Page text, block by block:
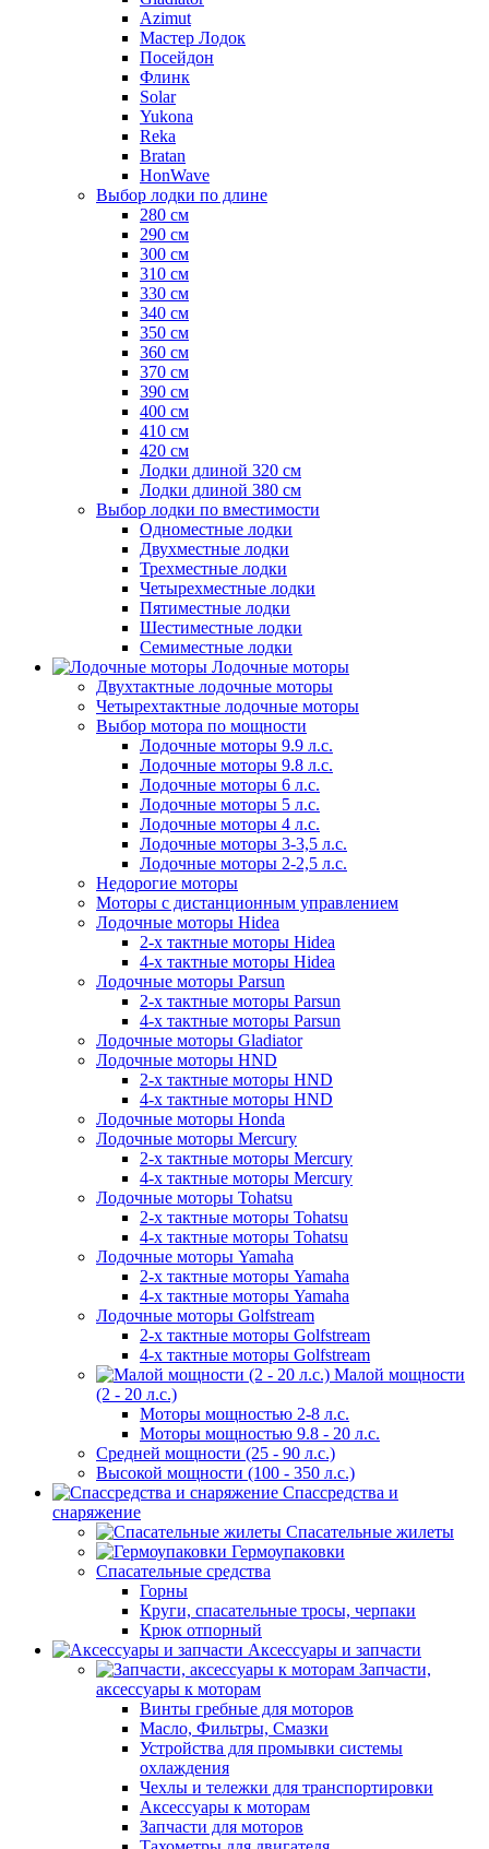
Azimut
Мастер Лодок
Посейдон
Флинк
Solar
Yukona
Reka
Bratan
HonWave
Выбор лодки по длине
280 см
290 см
300 см
310 см
330 см
340 см
350 см
360 см
370 см
390 см
400 см
410 см
420 см
Лодки длиной 320 см
Лодки длиной 380 см
Выбор лодки по вместимости
Одноместные лодки
Двухместные лодки
Трехместные лодки
Четырехместные лодки
Пятиместные лодки
Шестиместные лодки
Семиместные лодки
Лодочные моторы
Двухтактные лодочные моторы
Четырехтактные лодочные моторы
Выбор мотора по мощности
Лодочные моторы 9.9 л.с.
Лодочные моторы 9.8 л.с.
Лодочные моторы 6 л.с.
Лодочные моторы 5 л.с.
Лодочные моторы 4 л.с.
Лодочные моторы 3-3,5 л.с.
Лодочные моторы 2-2,5 л.с.
Недорогие моторы
Моторы с дистанционным управлением
Лодочные моторы Hidea
2-х тактные моторы Hidea
4-х тактные моторы Hidea
Лодочные моторы Parsun
2-х тактные моторы Parsun
4-х тактные моторы Parsun
Лодочные моторы Gladiator
Лодочные моторы HND
2-х тактные моторы HND
4-х тактные моторы HND
Лодочные моторы Honda
Лодочные моторы Mercury
2-х тактные моторы Mercury
4-х тактные моторы Mercury
Лодочные моторы Tohatsu
2-х тактные моторы Tohatsu
4-х тактные моторы Tohatsu
Лодочные моторы Yamaha
2-х тактные моторы Yamaha
4-х тактные моторы Yamaha
Лодочные моторы Golfstream
2-х тактные моторы Golfstream
4-х тактные моторы Golfstream
Малой мощности
(2 - 20 л.с.)
Моторы мощностью 2-8 л.с.
Моторы мощностью 9.8 - 20 л.с.
Средней мощности (25 - 90 л.с.)
Высокой мощности (100 - 350 л.с.)
Спассредства и
снаряжение
Спасательные жилеты
Гермоупаковки
Спасательные средства
Горны
Круги, спасательные тросы, черпаки
Крюк отпорный
Аксессуары и запчасти
Запчасти,
аксессуары к моторам
Винты гребные для моторов
Масло, Фильтры, Смазки
Устройства для промывки системы
охлаждения
Чехлы и тележки для транспортировки
Аксессуары к моторам
Запчасти для моторов